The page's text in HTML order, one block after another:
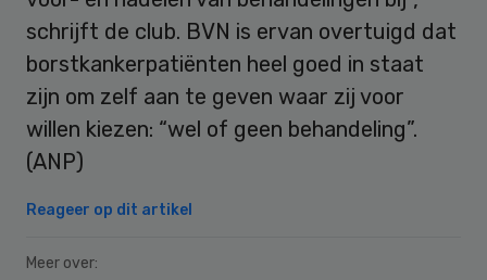
schrijft de club. BVN is ervan overtuigd dat
borstkankerpatiënten heel goed in staat
zijn om zelf aan te geven waar zij voor
willen kiezen: “wel of geen behandeling”.
(ANP)
Reageer op dit artikel
Meer over: